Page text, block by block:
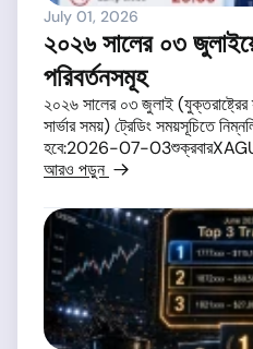
July 01, 2026
২০২৬ সালের ০৩
পরিবর্তনসমূহ
২০২৬ সালের ০৩ জুলাই
সার্ভার সময়) ট্রেডিং সময়সূচিতে
হবে:2026-07-
আরও পড়ুন